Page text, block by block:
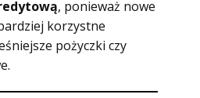
, ponieważ nowe
korzystne
pożyczki czy